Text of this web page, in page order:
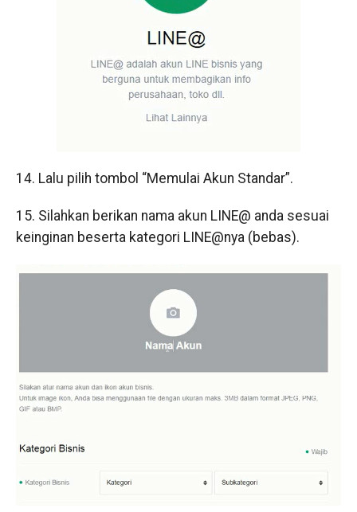
14. Lalu pilih tombol “Memulai Akun Standar”.
15. Silahkan berikan nama akun LINE@ anda sesuai
keinginan beserta kategori LINE@nya (bebas).